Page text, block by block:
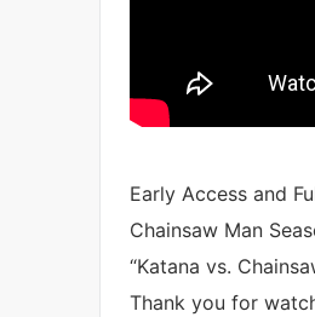
Early Access and
Chainsaw Man
“Katana vs.
Thank you for